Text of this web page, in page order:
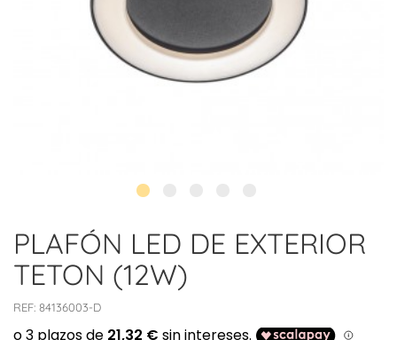
PLAFÓN LED DE EXTERIOR
TETON (12W)
REF: 84136003-D